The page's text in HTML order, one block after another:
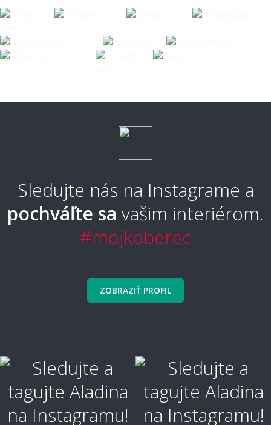
Sledujte nás na Instagrame a
pochváľte sa vašim interiérom.
#mojkoberec
ZOBRAZIŤ PROFIL